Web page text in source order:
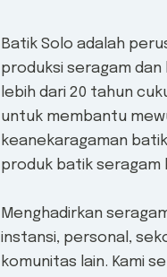
Batik Solo adalah
produksi seragam
lebih dari 20 tahun
untuk membantu
keanekaragaman
produk batik seragam
Menghadirkan
instansi, personal,
komunitas lain. Kami